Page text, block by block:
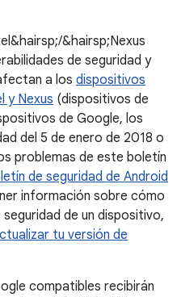
&hairsp;Nexus
de seguridad y
a los dispositivos
y Nexus (dispositivos de
de Google, los
del 5 de enero de 2018 o
problemas de este boletín
de seguridad de Android
información sobre cómo
de un dispositivo,
tu versión de
compatibles recibirán